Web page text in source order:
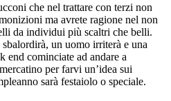
che nel trattare con terzi non
ma avrete ragione nel non
da individui più scaltri che belli.
un uomo irriterà e una
end cominciate ad andare a
per farvi un’idea sui
sarà festaiolo o speciale.